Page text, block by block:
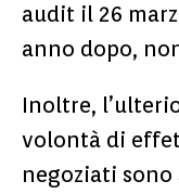
audit il 26
anno dopo,
Inoltre,
volontà di
negoziati